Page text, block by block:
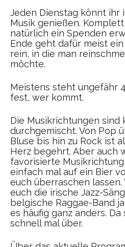
Jeden Dienstag könnt ihr
Musik genießen.
natürlich ein Spenden
Ende geht dafür meist
rein, in die man
möchte.
Meistens steht ungefähr
fest, wer kommt.
Die Musikrichtungen sind
durchgemischt. Von Pop
Bluse bis hin zu Rock ist
Herz begehrt. Aber auch
favorisierte
einfach mal auf ein Bier
euch überraschen
euch die irische Jazz-
belgische Raggae-Band
es häufig ganz anders.
schnell mal über.